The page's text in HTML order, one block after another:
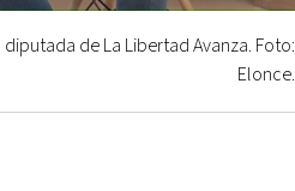
de La Libertad Avanza. Foto:
Elonce.